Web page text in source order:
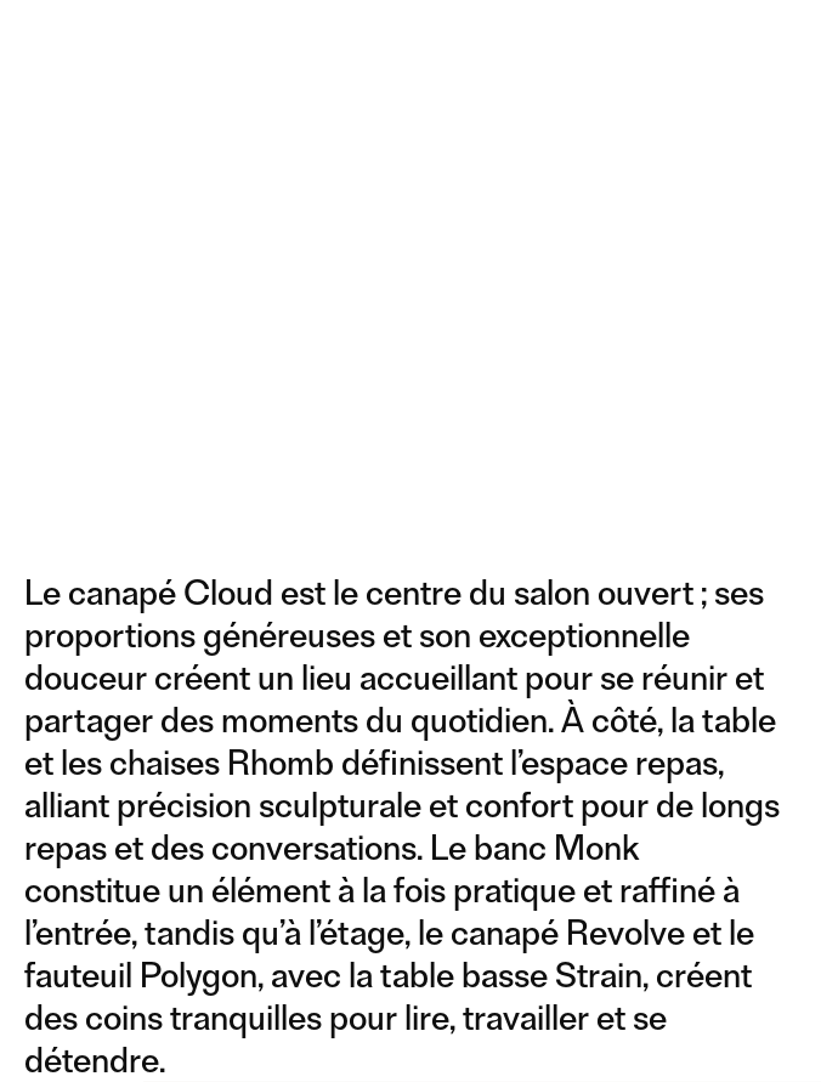
Le canapé Cloud est le centre du salon ouvert ; ses
proportions généreuses et son exceptionnelle
douceur créent un lieu accueillant pour se réunir et
partager des moments du quotidien. À côté, la table
et les chaises Rhomb définissent l’espace repas,
alliant précision sculpturale et confort pour de longs
repas et des conversations. Le banc Monk
constitue un élément à la fois pratique et raffiné à
l’entrée, tandis qu’à l’étage, le canapé Revolve et le
fauteuil Polygon, avec la table basse Strain, créent
des coins tranquilles pour lire, travailler et se
détendre.